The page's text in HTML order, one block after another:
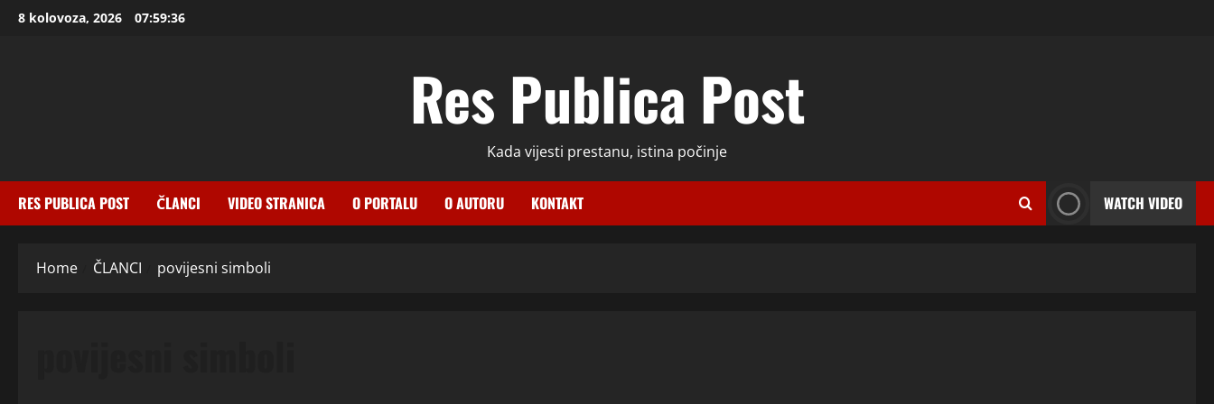
Skip8 kolovoza, 2026 07:59:37
Res Publica Post
Kada vijesti prestanu, istina počinje
RES PUBLICA POST ČLANCI VIDEO STRANICA O PORTALU O AUTORU KONTAKT WATCH VIDEO
Home ČLANCI povijesni simboli